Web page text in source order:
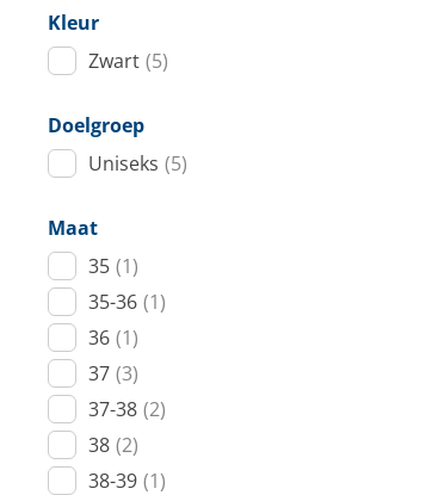
Tuigage en dekbeslag
Veiligheid
Boten, toebehoren en fun
Meubels en lifestyle
SALE
Kleur
Zwart (5)
Doelgroep
Uniseks (5)
Maat
35 (1)
35-36 (1)
36 (1)
37 (3)
37-38 (2)
38 (2)
38-39 (1)